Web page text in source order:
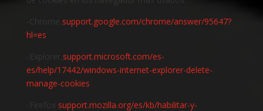
-Chrome, support.google.com/chrome/answer/95647?
hl=es
-Explorer, support.microsoft.com/es-
es/help/17442/windows-internet-explorer-delete-
manage-cookies
-Firefox support.mozilla.org/es/kb/habilitar-y-